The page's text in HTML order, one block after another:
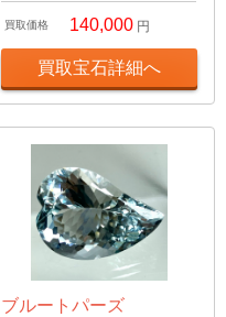
買取価格 140,000 円
買取宝石詳細へ
ブルートパーズ